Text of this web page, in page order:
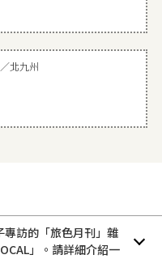
北九州
訪的「旅色月刊」雜
」。請詳細介紹一